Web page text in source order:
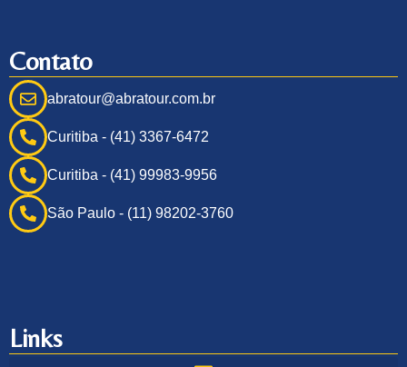
Contato
abratour@abratour.com.br
Curitiba - (41) 3367-6472
Curitiba - (41) 99983-9956
São Paulo - (11) 98202-3760
Links